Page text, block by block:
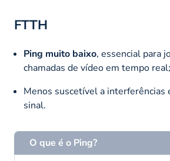
FTTH
Ping muito baixo, essencial para
chamadas de vídeo em tempo real;
Menos suscetível a interferências
sinal.
O que é o Ping?